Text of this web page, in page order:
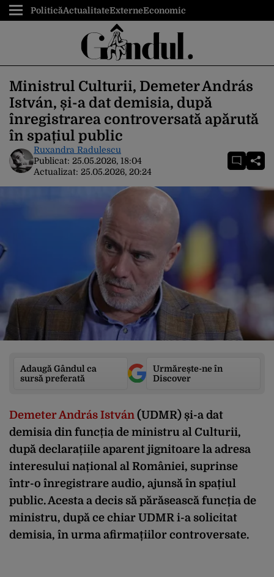
PoliticăActualitateExterneEconomic
Ministrul Culturii, Demeter András
István, și-a dat demisia, după
înregistrarea controversată apărută
în spațiul public
Ruxandra Radulescu
Publicat: 25.05.2026, 18:04
Actualizat: 25.05.2026, 20:24
Adaugă Gândul ca
sursă preferată
Urmărește-ne în
Discover
Demeter András István (UDMR) și-a dat
demisia din funcția de ministru al Culturii,
după declarațiile aparent jignitoare la adresa
interesului național al României, suprinse
într-o înregistrare audio, ajunsă în spațiul
public. Acesta a decis să părăsească funcția de
ministru, după ce chiar UDMR i-a solicitat
demisia, în urma afirmațiilor controversate.